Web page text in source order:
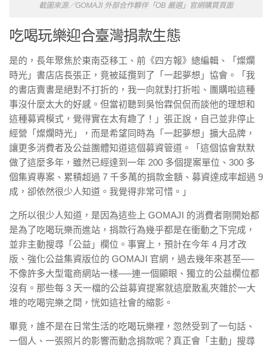
截圖來源／GOMAJI 外部合作夥伴「OB 嚴選」官網購買頁面
吃喝玩樂迎合臺灣捐款生態
是的，長年聚焦於東南亞移工、前《四方報》總編輯、「燦爛
時光」書店店長張正，竟被延攬到了「一起夢想」協會。「我
的書店賣書是絕對不打折的，我一向就對打折啦、團購啦這種
事沒什麼太大的好感。但當初聽到吳怡霖侃侃而談他的理想和
這種募資模式，覺得實在太有趣了！」張正說，自己並非停止
經營「燦爛時光」，而是希望同時為「一起夢想」擴大品牌，
讓更多消費者及公益團體知道這個募資管道。「這個協會默默
做了這麼多年，雖然已經達到一年 200 多個提案單位、300 多
個集資專案、累積超過 7 千多萬的捐款金額、募資達成率超過 9
成，卻依然很少人知道。我覺得非常可惜。」
之所以很少人知道，是因為這些上 GOMAJI 的消費者剛開始都
是為了吃喝玩樂而進站，捐款行為幾乎都是在衝動之下完成，
並非主動搜尋「公益」欄位。事實上，預計在今年 4 月才改
版、強化公益集資版位的 GOMAJI 官網，過去幾年來甚至──
不像許多大型電商網站一樣──連一個顯眼、獨立的公益欄位都
沒有。那些每 3 天一檔的公益募資提案就這麼散亂夾雜於一大
堆的吃喝完樂之間，恍如這社會的縮影。
畢竟，誰不是在日常生活的吃喝玩樂裡，忽然受到了一句話、
一個人、一張照片的影響而動念捐款呢？真正會「主動」搜尋